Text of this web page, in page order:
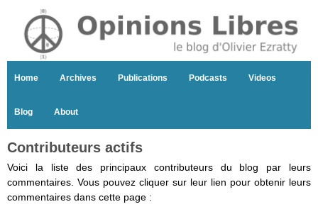
Home Archives Publications Podcasts Videos
Blog About
Contributeurs actifs
Voici la liste des principaux contributeurs du blog par leurs
commentaires. Vous pouvez cliquer sur leur lien pour obtenir leurs
commentaires dans cette page :